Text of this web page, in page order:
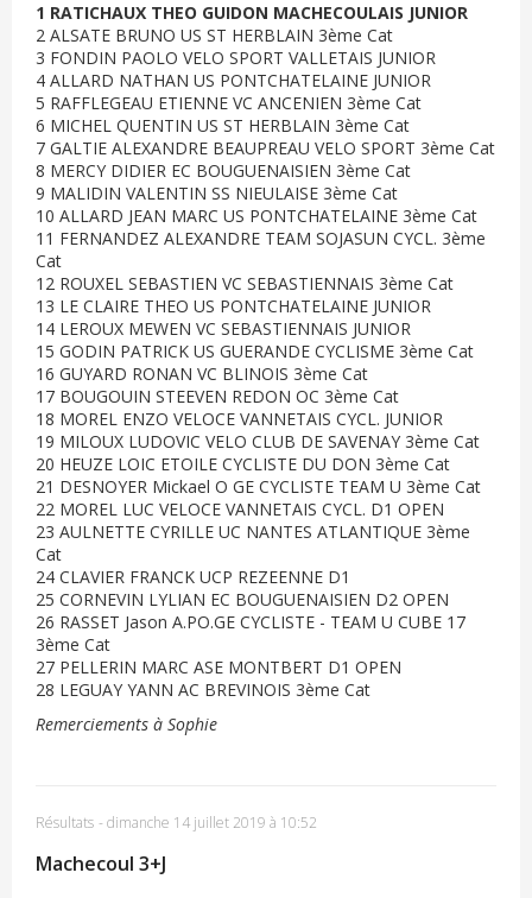
1 RATICHAUX THEO GUIDON MACHECOULAIS JUNIOR
2 ALSATE BRUNO US ST HERBLAIN 3ème Cat
3 FONDIN PAOLO VELO SPORT VALLETAIS JUNIOR
4 ALLARD NATHAN US PONTCHATELAINE JUNIOR
5 RAFFLEGEAU ETIENNE VC ANCENIEN 3ème Cat
6 MICHEL QUENTIN US ST HERBLAIN 3ème Cat
7 GALTIE ALEXANDRE BEAUPREAU VELO SPORT 3ème Cat
8 MERCY DIDIER EC BOUGUENAISIEN 3ème Cat
9 MALIDIN VALENTIN SS NIEULAISE 3ème Cat
10 ALLARD JEAN MARC US PONTCHATELAINE 3ème Cat
11 FERNANDEZ ALEXANDRE TEAM SOJASUN CYCL. 3ème
Cat
12 ROUXEL SEBASTIEN VC SEBASTIENNAIS 3ème Cat
13 LE CLAIRE THEO US PONTCHATELAINE JUNIOR
14 LEROUX MEWEN VC SEBASTIENNAIS JUNIOR
15 GODIN PATRICK US GUERANDE CYCLISME 3ème Cat
16 GUYARD RONAN VC BLINOIS 3ème Cat
17 BOUGOUIN STEEVEN REDON OC 3ème Cat
18 MOREL ENZO VELOCE VANNETAIS CYCL. JUNIOR
19 MILOUX LUDOVIC VELO CLUB DE SAVENAY 3ème Cat
20 HEUZE LOIC ETOILE CYCLISTE DU DON 3ème Cat
21 DESNOYER Mickael O GE CYCLISTE TEAM U 3ème Cat
22 MOREL LUC VELOCE VANNETAIS CYCL. D1 OPEN
23 AULNETTE CYRILLE UC NANTES ATLANTIQUE 3ème
Cat
24 CLAVIER FRANCK UCP REZEENNE D1
25 CORNEVIN LYLIAN EC BOUGUENAISIEN D2 OPEN
26 RASSET Jason A.PO.GE CYCLISTE - TEAM U CUBE 17
3ème Cat
27 PELLERIN MARC ASE MONTBERT D1 OPEN
28 LEGUAY YANN AC BREVINOIS 3ème Cat
Remerciements à Sophie
Résultats - dimanche 14 juillet 2019 à 10:52
Machecoul 3+J